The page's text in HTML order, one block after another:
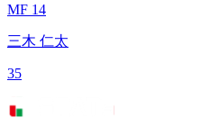
MF 14
三木 仁太
35